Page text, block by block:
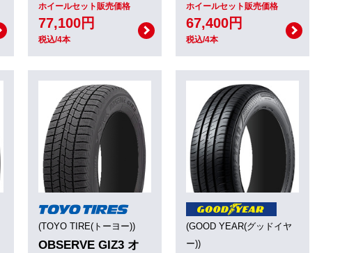
ホイールセット販売価格
77,100円
税込/4本
ホイールセット販売価格
67,400円
税込/4本
(TOYO TIRE(トーヨー))
OBSERVE GIZ3 オ
(GOOD YEAR(グッドイヤ
ー))